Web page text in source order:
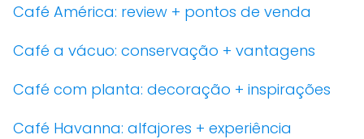
Café América: review + pontos de venda
Café a vácuo: conservação + vantagens
Café com planta: decoração + inspirações
Café Havanna: alfajores + experiência